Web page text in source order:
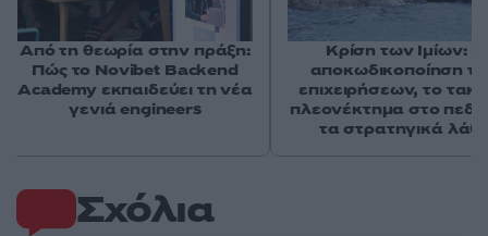
Σχόλια
Από τη θεωρία στην πράξη:
Πώς το Novibet Backend
Academy εκπαιδεύει τη νέα
γενιά engineers
Κρίση των Ιμίων: Η
αποκωδικοποίηση
επιχειρήσεων, το
πλεονέκτημα στο
τα στρατηγικά